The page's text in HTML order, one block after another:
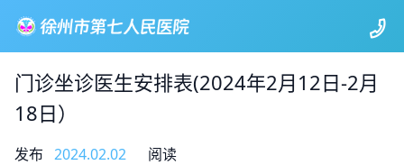
门诊坐诊医生安排表(2024年2月12日-2月
18日）
发布 2024.02.02 阅读